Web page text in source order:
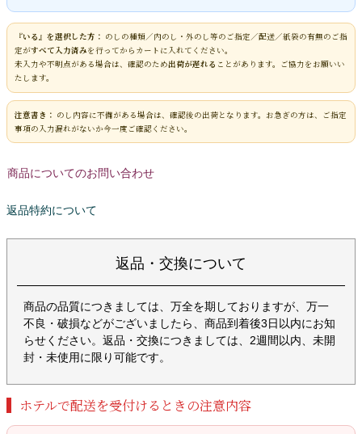
『いる』を選択した方： のしの種類／内のし・外のし等のご指定／配送／紙袋の有無のご指
定がすべて入力済みを行ってからカートに入れてください。
未入力や不明点がある場合は、確認のため出荷が遅れる ことがあります。ご協力をお願いい
たします。
注意書き： のし内容に不備がある場合は、確認後の出荷となります。お急ぎの方は、ご指定
事項の入力漏れがないか今一度ご確認ください。
商品についてのお問い合わせ
返品特約について
返品・交換について
商品の品質につきましては、万全を期しておりますが、万一
不良・破損などがございましたら、商品到着後3日以内にお知
らせください。返品・交換につきましては、2週間以内、未開
封・未使用に限り可能です。
ホテルで配送を受付けるときの注意内容